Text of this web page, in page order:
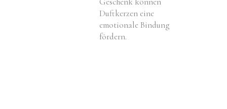
Duftkerzen eine
emotionale Bindung
fördern.